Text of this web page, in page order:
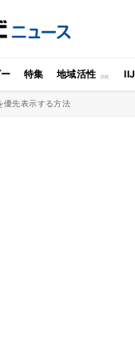
特集 地域活性 IIJ
優先表示する方法